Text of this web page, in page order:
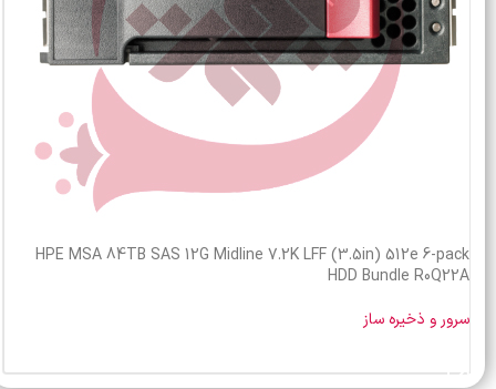
HPE MSA 84TB SAS 12G Midline 7.2K LFF (3.5in) 512e 6-pack
HDD Bundle R0Q22A
سرور و ذخیره ساز